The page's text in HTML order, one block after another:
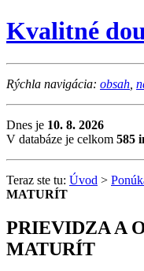
Kvalitné
Rýchla navigácia: obsah
Dnes je 10. 8. 2026
V databáze je celkom 585
Teraz ste tu: Úvod >
MATURÍT
PRIEVIDZA A
MATURÍT